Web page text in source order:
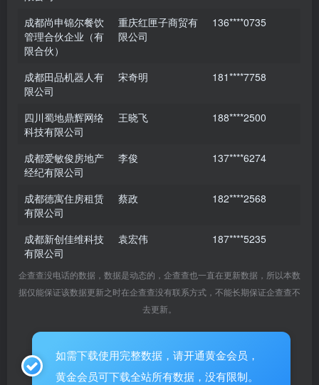
成都尚申锦尔餐饮
管理合伙企业（有
限合伙）
重庆红匣子商贸有
限公司
136****0735
成都田品机器人有
限公司
宋奇明 181****7758
四川蜀地鼎辉网络
科技有限公司
王晓飞 188****2500
成都爱敏俊房地产
经纪有限公司
李俊 137****6274
成都德寓住房租赁
有限公司
蔡政 182****2568
成都新创佳维科技
有限公司
袁宏伟 187****5235
企查查没电话的数据，数据是动态的，企查查也一直在更新数据，所以本数
据仅能保证该数据更新之时在企查查没有联系方式，不能长期保证企查查不
去更新。
如需下载使用完整数据，请开通黄金会员，
黄金会员可下载全站所有数据，没有限制。